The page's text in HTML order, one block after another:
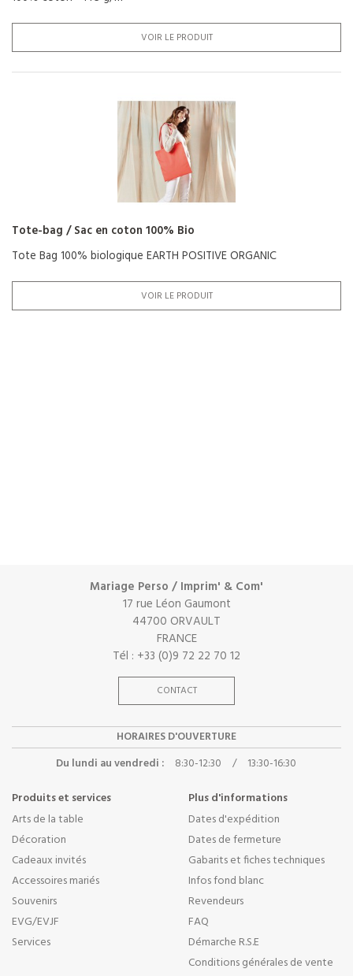
VOIR LE PRODUIT
Tote-bag / Sac en coton 100% Bio
Tote Bag 100% biologique EARTH POSITIVE ORGANIC
VOIR LE PRODUIT
Mariage Perso / Imprim' & Com'
17 rue Léon Gaumont
44700 ORVAULT
FRANCE
Tél : +33 (0)9 72 22 70 12
CONTACT
HORAIRES D'OUVERTURE
Du lundi au vendredi :
8:30-12:30 / 13:30-16:30
Produits et services
Arts de la table
Décoration
Cadeaux invités
Accessoires mariés
Souvenirs
EVG/EVJF
Services
Plus d'informations
Dates d'expédition
Dates de fermeture
Gabarits et fiches techniques
Infos fond blanc
Revendeurs
FAQ
Démarche R.S.E
Conditions générales de vente